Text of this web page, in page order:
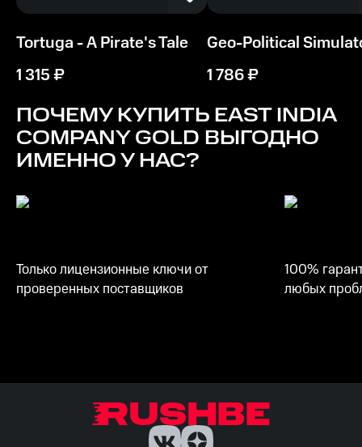
Pentium 4 2 ГГц
Память
256 МБ
Место на диске
3 ГБ
Tortuga - A Pirate's Tale
1 315₽
Geo-Political
1 786₽
ПОЧЕМУ КУПИТЬ EAST INDIA
COMPANY GOLD ВЫГОДНО
ИМЕННО У НАС?
Только лицензионные ключи от
проверенных поставщиков
100%
любых